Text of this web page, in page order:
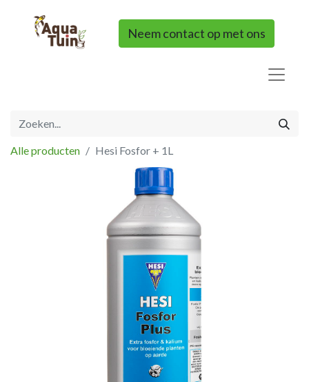
Neem contact op met ons
Alle producten Hesi Fosfor + 1L